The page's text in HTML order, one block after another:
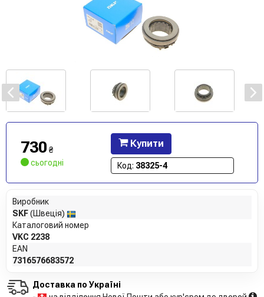
730 ₴
сьогодні
Купити
Код: 38325-4
Виробник
SKF(Швеція)
Каталоговий номер
VKC 2238
EAN
7316576683572
Доставка по Україні